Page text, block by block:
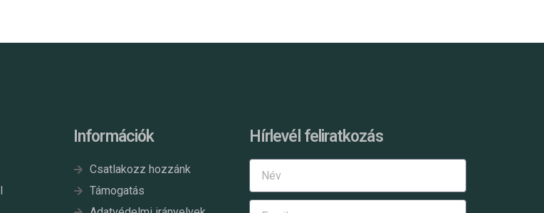
Információk
Csatlakozz hozzánk
Támogatás
Hírlevél feliratkozás